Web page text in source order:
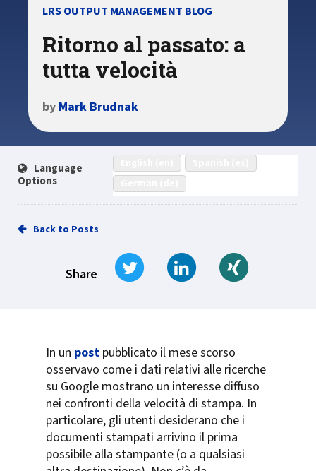
LRS OUTPUT MANAGEMENT BLOG
Ritorno al passato: a
tutta velocità
by Mark Brudnak
Language
Options
Back to Posts
Share
Tweet Share on LinkedIn
In un post pubblicato il mese scorso
osservavo come i dati relativi alle ricerche
su Google mostrano un interesse diffuso
nei confronti della velocità di stampa. In
particolare, gli utenti desiderano che i
documenti stampati arrivino il prima
possibile alla stampante (o a qualsiasi